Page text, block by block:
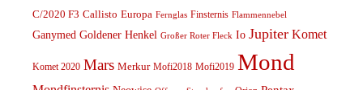
C/2020 F3 Callisto Europa Fernglas Finsternis Flammennebel
Ganymed Goldener Henkel Großer Roter Fleck Io Jupiter Komet
Komet 2020 Mars Merkur Mofi2018 Mofi2019 Mond